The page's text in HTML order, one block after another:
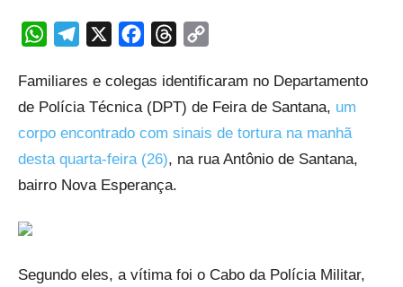
WhatsAppTelegram FacebookThreads
Familiares e colegas identificaram no Departamento
de Polícia Técnica (DPT) de Feira de Santana, um
corpo encontrado com sinais de tortura na manhã
desta quarta-feira (26), na rua Antônio de Santana,
bairro Nova Esperança.
Segundo eles, a vítima foi o Cabo da Polícia Militar,